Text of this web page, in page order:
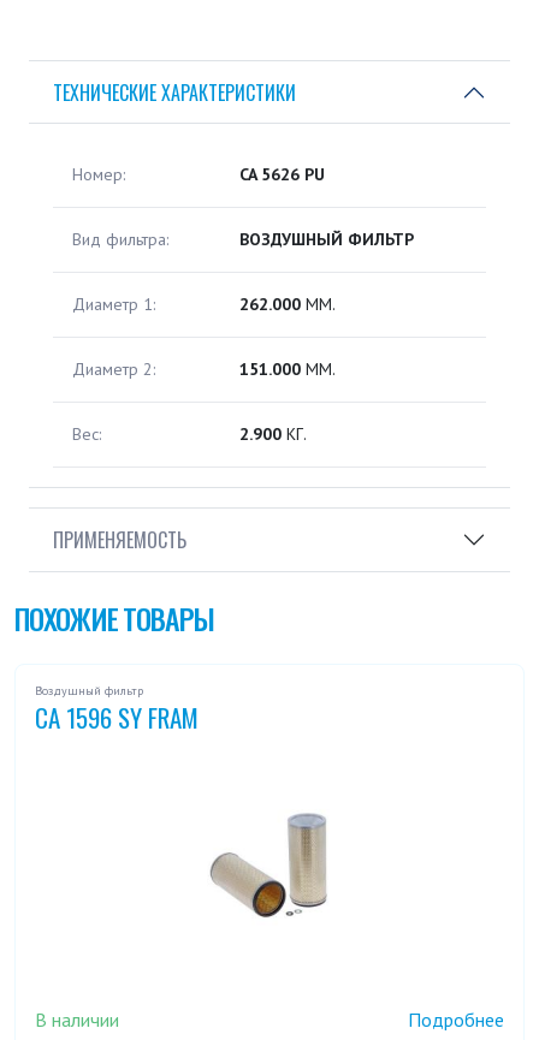
ТЕХНИЧЕСКИЕ ХАРАКТЕРИСТИКИ
Номер: CA 5626 PU
Вид фильтра: ВОЗДУШНЫЙ ФИЛЬТР
Диаметр 1: 262.000 ММ.
Диаметр 2: 151.000 ММ.
Вес: 2.900 КГ.
ПРИМЕНЯЕМОСТЬ
ПОХОЖИЕ ТОВАРЫ
Воздушный фильтр
CA 1596 SY FRAM
В наличии Подробнее